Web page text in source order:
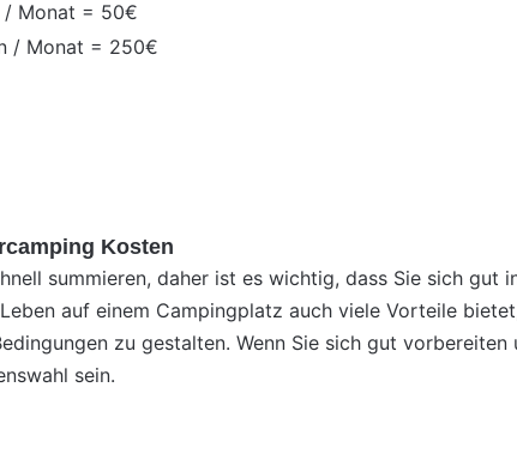
/ Monat = 50€
/ Monat = 250€
Kosten
summieren, daher ist es wichtig, dass Sie sich gut
auf einem Campingplatz auch viele Vorteile
zu gestalten. Wenn Sie sich gut
sein.